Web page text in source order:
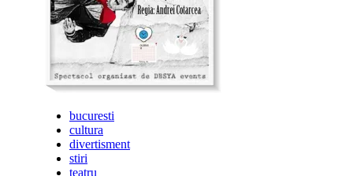
bucuresti
cultura
divertisment
stiri
teatru